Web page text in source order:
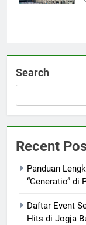
Search
Recent
Panduan
“Generatio” di
Daftar Event
Hits di Jogja